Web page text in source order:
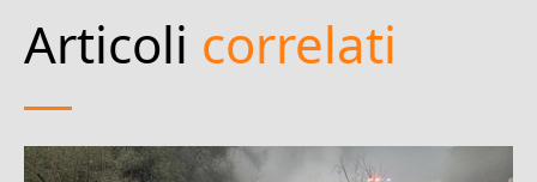
Articoli correlati